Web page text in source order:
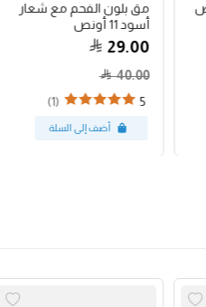
مق بلون الفحم مع شعار
أسود 11 أونص
29.00
40.00
5
(1)